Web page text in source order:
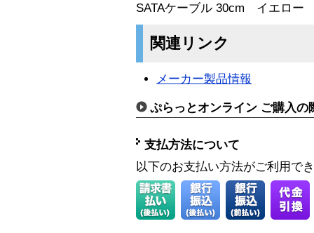
SATAケーブル 30cm イエロー
関連リンク
メーカー製品情報
ぷらっとオンライン ご購入の
支払方法について
以下のお支払い方法がご利用で